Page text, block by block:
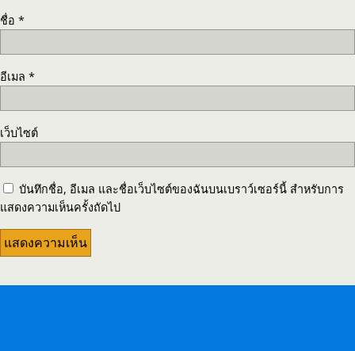
ชื่อ *
อีเมล *
เว็บไซต์
บันทึกชื่อ, อีเมล และชื่อเว็บไซต์ของฉันบนเบราว์เซอร์นี้ สำหรับการ
แสดงความเห็นครั้งถัดไป